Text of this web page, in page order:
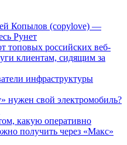
Копылов (copylove) —
Рунет
топовых российских веб-
клиентам, сидящим за
инфраструктуры
нужен свой электромобиль?
какую оперативно
получить через «Макс»